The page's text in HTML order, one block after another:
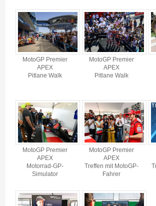
MotoGP Premier
APEX
Pitlane Walk
MotoGP Premier
APEX
Pitlane Walk
MotoGP Premier
APEX
Motorrad-GP-
Simulator
MotoGP Premier
APEX
Treffen mit MotoGP-
Fahrer